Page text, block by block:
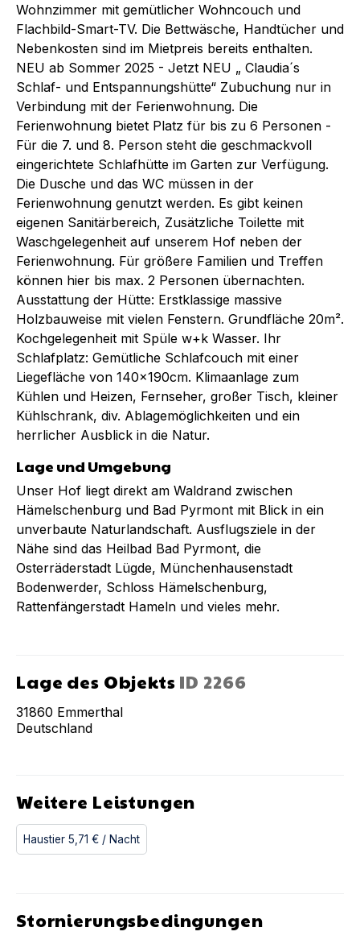
Wohnzimmer mit gemütlicher Wohncouch und
Flachbild-Smart-TV. Die Bettwäsche, Handtücher und
Nebenkosten sind im Mietpreis bereits enthalten.
NEU ab Sommer 2025 - Jetzt NEU „ Claudia´s
Schlaf- und Entspannungshütte“ Zubuchung nur in
Verbindung mit der Ferienwohnung. Die
Ferienwohnung bietet Platz für bis zu 6 Personen -
Für die 7. und 8. Person steht die geschmackvoll
eingerichtete Schlafhütte im Garten zur Verfügung.
Die Dusche und das WC müssen in der
Ferienwohnung genutzt werden. Es gibt keinen
eigenen Sanitärbereich, Zusätzliche Toilette mit
Waschgelegenheit auf unserem Hof neben der
Ferienwohnung. Für größere Familien und Treffen
können hier bis max. 2 Personen übernachten.
Ausstattung der Hütte: Erstklassige massive
Holzbauweise mit vielen Fenstern. Grundfläche 20m².
Kochgelegenheit mit Spüle w+k Wasser. Ihr
Schlafplatz: Gemütliche Schlafcouch mit einer
Liegefläche von 140x190cm. Klimaanlage zum
Kühlen und Heizen, Fernseher, großer Tisch, kleiner
Kühlschrank, div. Ablagemöglichkeiten und ein
herrlicher Ausblick in die Natur.
Lage und Umgebung
Unser Hof liegt direkt am Waldrand zwischen
Hämelschenburg und Bad Pyrmont mit Blick in ein
unverbaute Naturlandschaft. Ausflugsziele in der
Nähe sind das Heilbad Bad Pyrmont, die
Osterräderstadt Lügde, Münchenhausenstadt
Bodenwerder, Schloss Hämelschenburg,
Rattenfängerstadt Hameln und vieles mehr.
Lage des Objekts ID 2266
31860 Emmerthal
Deutschland
Weitere Leistungen
Haustier 5,71 € / Nacht
Stornierungsbedingungen